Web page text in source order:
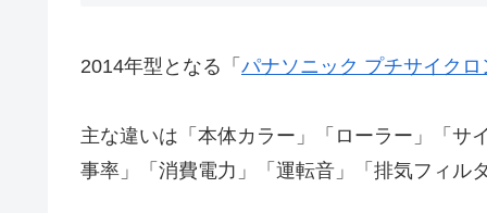
2014年型となる「 パナソニック プチサイク
主な違いは「本体カラー」「ローラー」「サ
事率」「消費電力」「運転音」「排気フィル